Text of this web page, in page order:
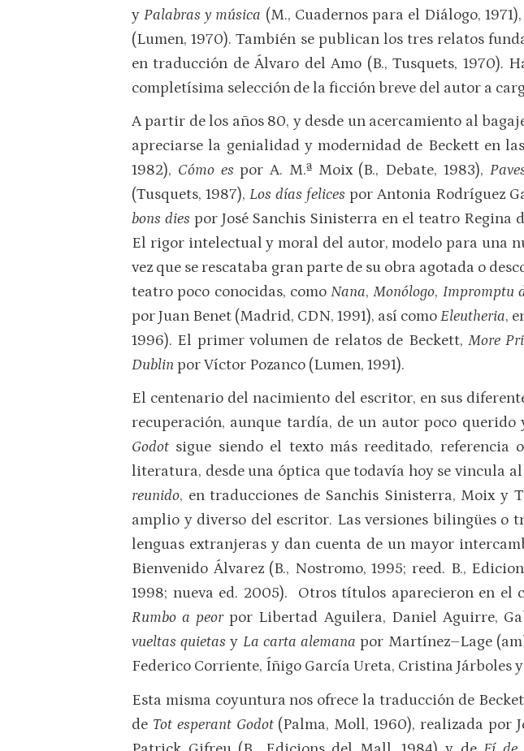
yPalabras y música (M., Cuadernos para el Diálogo,
(Lumen, 1970). También se publican los tres relatos
en traducción de Álvaro del Amo (B., Tusquets,
completísima selección de la ficción breve del autor a
A partir de los años 80, y desde un acercamiento al
apreciarse la genialidad y modernidad de Beckett en
1982), Cómo es por A. M.ª Moix (B., Debate, 1983),
(Tusquets, 1987), Los días felices por Antonia Rodríguez
bons dies por José Sanchis Sinisterra en el teatro Regina
El rigor intelectual y moral del autor, modelo para una
vez que se rescataba gran parte de su obra agotada o
teatro poco conocidas, comoNana,Monólogo, Impromptu
por Juan Benet (Madrid, CDN, 1991), así comoEleutheria,
1996). El primer volumen de relatos de Beckett, More
Dublin por Víctor Pozanco (Lumen, 1991).
El centenario del nacimiento del escritor, en sus
recuperación, aunque tardía, de un autor poco
Godot sigue siendo el texto más reeditado,
literatura, desde una óptica que todavía hoy se vincula
reunido, en traducciones de Sanchis Sinisterra, Moix y
amplio y diverso del escritor. Las versiones bilingües o
lenguas extranjeras y dan cuenta de un mayor
Bienvenido Álvarez (B., Nostromo, 1995; reed. B.,
1998; nueva ed. 2005). Otros títulos aparecieron en el
Rumbo a peor por Libertad Aguilera, Daniel Aguirre,
vueltas quietasy La carta alemana por Martínez–Lage
Federico Corriente, Íñigo García Ureta, Cristina Járboles
Esta misma coyuntura nos ofrece la traducción de
de Tot esperant Godot (Palma, Moll, 1960), realizada por